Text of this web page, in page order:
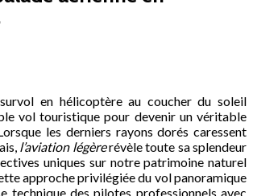
survol en hélicoptère au coucher du soleil
vol touristique pour devenir un véritable
les derniers rayons dorés caressent
l’aviation légèrerévèle toute sa splendeur
uniques sur notre patrimoine naturel
approche privilégiée du vol panoramique
technique des pilotes professionnels avec